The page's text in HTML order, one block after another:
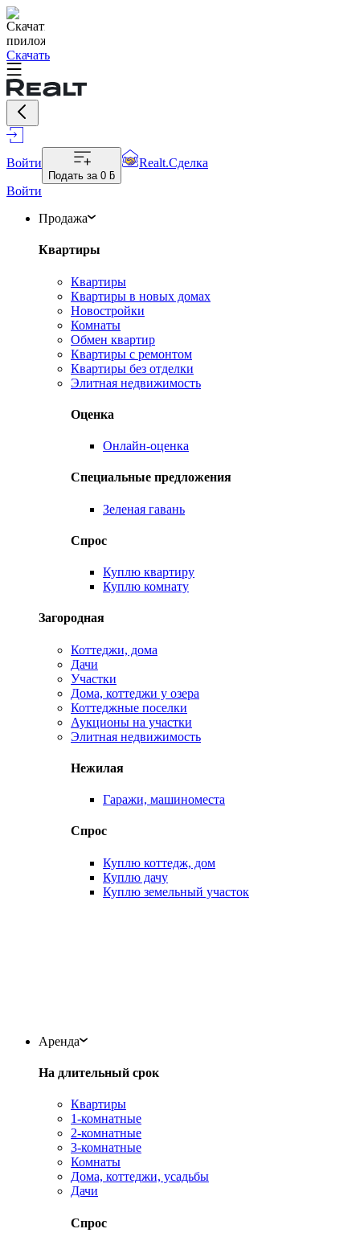
Скачать
Войти
Подать за 0 ƃ
Realt.Сделка
Войти
Продажа
Квартиры
Квартиры
Квартиры в новых домах
Новостройки
Комнаты
Обмен квартир
Квартиры с ремонтом
Квартиры без отделки
Элитная недвижимость
Оценка
Онлайн-оценка
Специальные предложения
Зеленая гавань
Спрос
Куплю квартиру
Куплю комнату
Загородная
Коттеджи, дома
Дачи
Участки
Дома, коттеджи у озера
Коттеджные поселки
Аукционы на участки
Элитная недвижимость
Нежилая
Гаражи, машиноместа
Спрос
Куплю коттедж, дом
Куплю дачу
Куплю земельный участок
Аренда
На длительный срок
Квартиры
1-комнатные
2-комнатные
3-комнатные
Комнаты
Дома, коттеджи, усадьбы
Дачи
Спрос